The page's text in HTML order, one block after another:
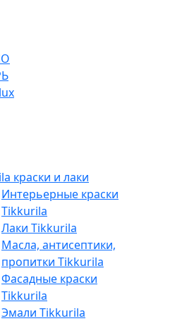
краски и лаки
Интерьерные краски
Tikkurila
Лаки Tikkurila
Масла, антисептики,
пропитки Tikkurila
Фасадные краски
Tikkurila
Эмали Tikkurila